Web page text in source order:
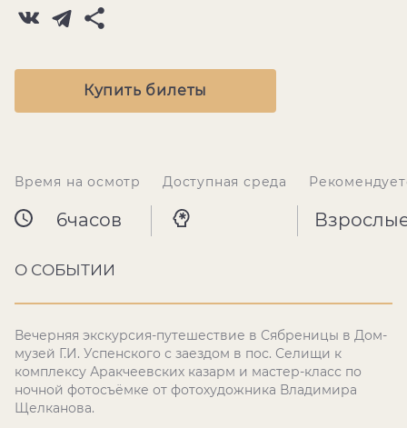
Купить билеты
Время на осмотр
6часов
Доступная среда
О СОБЫТИИ
Вечерняя экскурсия-путешествие в Сябреницы в Дом-
музей Г.И. Успенского с заездом в пос. Селищи к
комплексу Аракчеевских казарм и мастер-класс по
ночной фотосъёмке от фотохудожника Владимира
Щелканова.